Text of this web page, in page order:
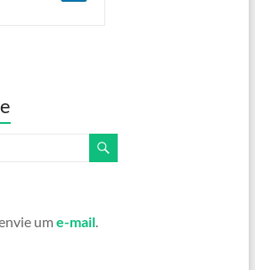
ume-mail.